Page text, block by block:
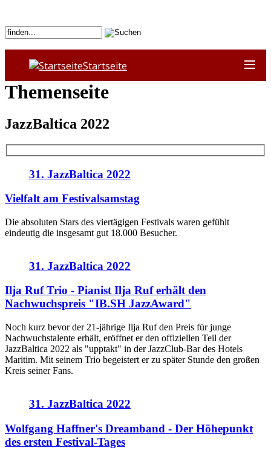
Startseite
Themenseite
JazzBaltica 2022
31. JazzBaltica 2022
Vielfalt am Festivalsamstag
Die absoluten Stars des viertägigen Festivals waren gefühlt
eindeutig die insgesamt gut 18.000 Besucher.
31. JazzBaltica 2022
Ilja Ruf Trio - Pianist Ilja Ruf erhält den
Nachwuchspreis "IB.SH JazzAward"
Noch kurz bevor der 21-jährige Ilja Ruf den Preis für junge
Nachwuchstalente erhält, eröffnet er den offiziellen Teil der
JazzBaltica 2022 als "upptakt" in der JazzClub-Bar des Hotels
Maritim. Mit seinem Trio begeistert er zu später Stunde den großen
Kreis seiner Fans.
31. JazzBaltica 2022
Wolfgang Haffner's Dreamband - Der Höhepunkt
des ersten Festival-Tages